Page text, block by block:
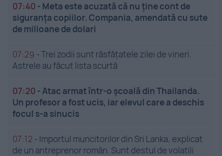
07:40 - Meta este acuzată că nu ține cont de
siguranța copiilor. Compania, amendată cu sute
de milioane de dolari
07:29 -Trei zodii sunt răsfățatele zilei de vineri.
Astrele au făcut lista scurtă
07:20 -Atac armat într-o școală din Thailanda.
Un profesor a fost ucis, iar elevul care a deschis
focul s-a sinucis
07:12 - Importul muncitorilor din Sri Lanka, explicat
de un antreprenor român. Sunt destul de volatili